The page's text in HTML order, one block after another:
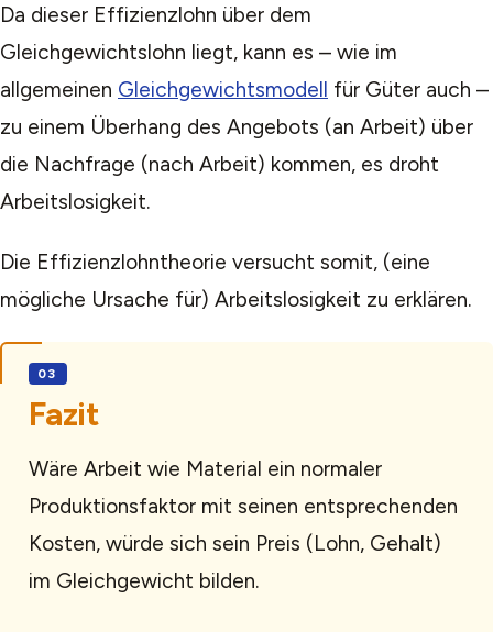
Da dieser Effizienzlohn über dem
Gleichgewichtslohn liegt, kann es – wie im
allgemeinen Gleichgewichtsmodell für Güter auch –
zu einem Überhang des Angebots (an Arbeit) über
die Nachfrage (nach Arbeit) kommen, es droht
Arbeitslosigkeit.
Die Effizienzlohntheorie versucht somit, (eine
mögliche Ursache für) Arbeitslosigkeit zu erklären.
Fazit
Wäre Arbeit wie Material ein normaler
Produktionsfaktor mit seinen entsprechenden
Kosten, würde sich sein Preis (Lohn, Gehalt)
im Gleichgewicht bilden.